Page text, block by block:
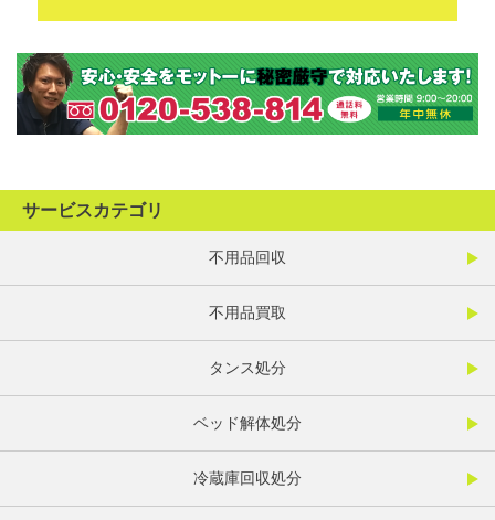
サービスカテゴリ
不用品回収
不用品買取
タンス処分
ベッド解体処分
冷蔵庫回収処分